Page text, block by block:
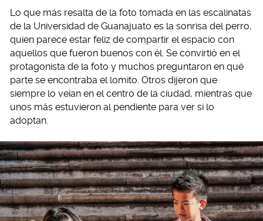
Lo que más resalta de la foto tomada en las escalinatas
de la Universidad de Guanajuato es la sonrisa del perro,
quien parece estar feliz de compartir el espacio con
aquellos que fueron buenos con él. Se convirtió en el
protagonista de la foto y muchos preguntaron en qué
parte se encontraba el lomito. Otros dijeron que
siempre lo veían en el centro de la ciudad, mientras que
unos más estuvieron al pendiente para ver si lo
adoptan.